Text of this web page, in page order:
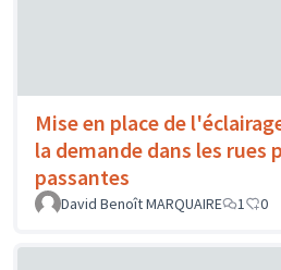
Mise en place de
la demande dans les rues
passantes
David Benoît MARQUAIRE 1 0